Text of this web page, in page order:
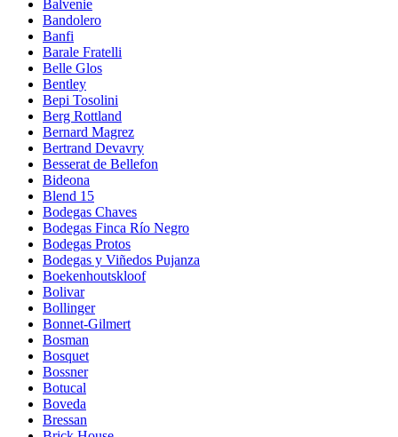
Balvenie
Bandolero
Banfi
Barale Fratelli
Belle Glos
Bentley
Bepi Tosolini
Berg Rottland
Bernard Magrez
Bertrand Devavry
Besserat de Bellefon
Bideona
Blend 15
Bodegas Chaves
Bodegas Finca Río Negro
Bodegas Protos
Bodegas y Viñedos Pujanza
Boekenhoutskloof
Bolivar
Bollinger
Bonnet-Gilmert
Bosman
Bosquet
Bossner
Botucal
Boveda
Bressan